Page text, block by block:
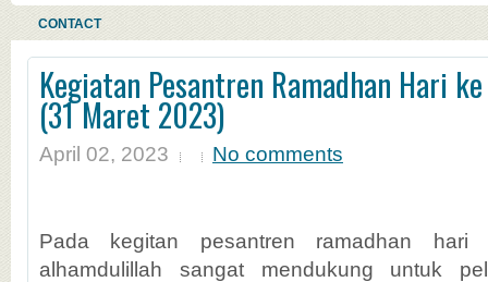
CONTACT
Kegiatan Pesantren Ramadhan Hari
(31 Maret 2023)
April 02, 2023 No comments
Pada kegitan pesantren ramadhan
alhamdulillah sangat mendukung untuk